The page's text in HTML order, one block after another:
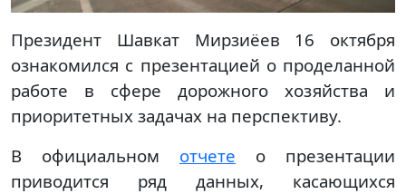
Президент Шавкат Мирзиёев 16 октября
ознакомился с презентацией о проделанной
работе в сфере дорожного хозяйства и
приоритетных задачах на перспективу.
В официальном отчете о презентации
приводится ряд данных, касающихся